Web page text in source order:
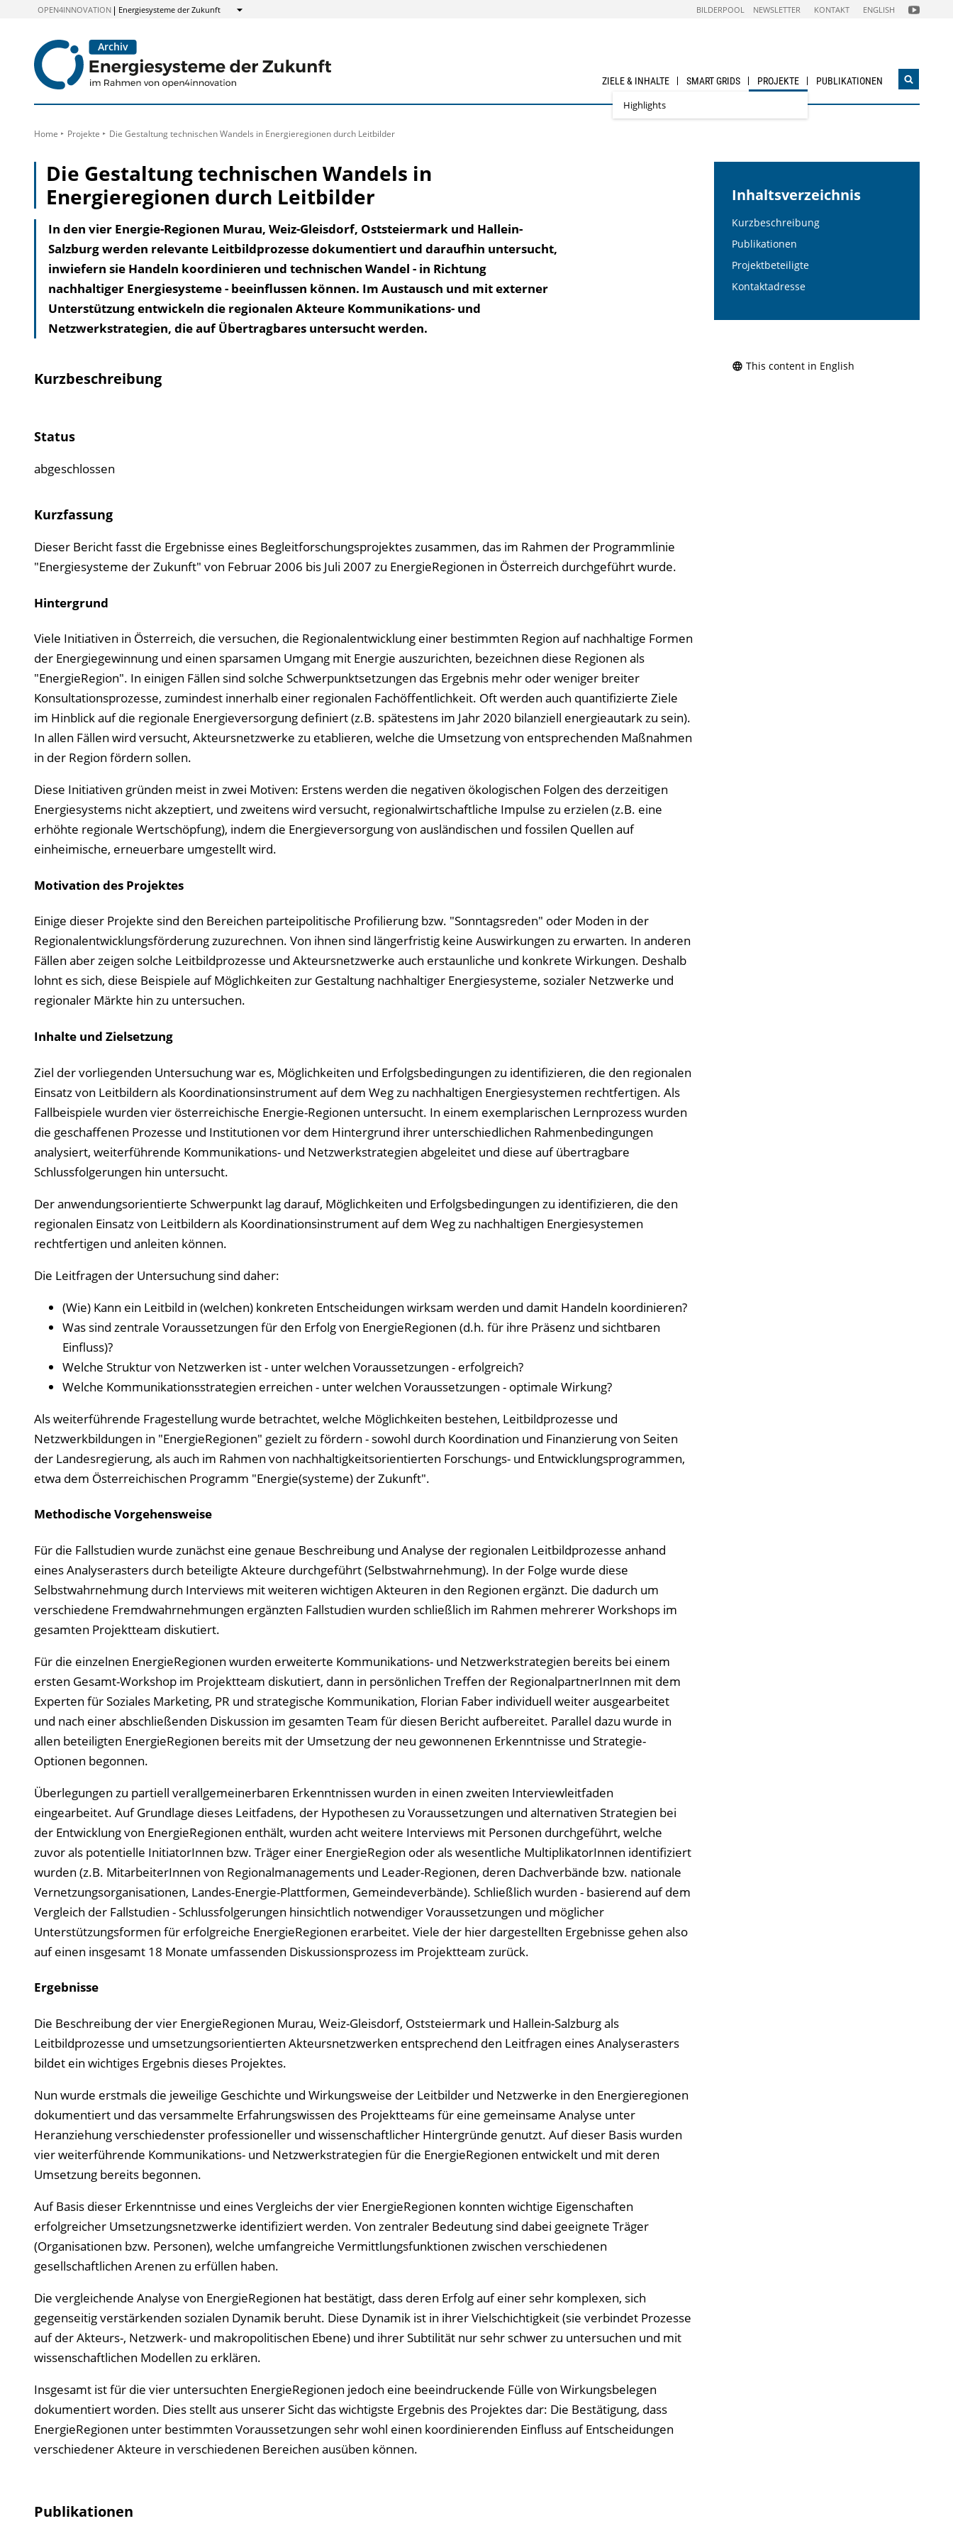
OPEN4INNOVATION Energiesysteme der Zukunft
Anzeigen
BILDERPOOL NEWSLETTER KONTAKT ENGLISH FOLGEN
SIE
ZIELE & INHALTE SMART GRIDS PROJEKTE
Highlights
PUBLIKATIONEN
Home Projekte Die Gestaltung technischen Wandels in Energieregionen durch Leitbilder
Die Gestaltung technischen Wandels in
Energieregionen durch Leitbilder
In den vier Energie-Regionen Murau, Weiz-Gleisdorf, Oststeiermark und Hallein-
Salzburg werden relevante Leitbildprozesse dokumentiert und daraufhin untersucht,
inwiefern sie Handeln koordinieren und technischen Wandel - in Richtung
nachhaltiger Energiesysteme - beeinflussen können. Im Austausch und mit externer
Unterstützung entwickeln die regionalen Akteure Kommunikations- und
Netzwerkstrategien, die auf Übertragbares untersucht werden.
Kurzbeschreibung
Status
abgeschlossen
Kurzfassung
Dieser Bericht fasst die Ergebnisse eines Begleitforschungsprojektes zusammen, das im Rahmen der Programmlinie
"Energiesysteme der Zukunft" von Februar 2006 bis Juli 2007 zu EnergieRegionen in Österreich durchgeführt wurde.
Hintergrund
Viele Initiativen in Österreich, die versuchen, die Regionalentwicklung einer bestimmten Region auf nachhaltige Formen
der Energiegewinnung und einen sparsamen Umgang mit Energie auszurichten, bezeichnen diese Regionen als
"EnergieRegion". In einigen Fällen sind solche Schwerpunktsetzungen das Ergebnis mehr oder weniger breiter
Konsultationsprozesse, zumindest innerhalb einer regionalen Fachöffentlichkeit. Oft werden auch quantifizierte Ziele
im Hinblick auf die regionale Energieversorgung definiert (z.B. spätestens im Jahr 2020 bilanziell energieautark zu sein).
In allen Fällen wird versucht, Akteursnetzwerke zu etablieren, welche die Umsetzung von entsprechenden Maßnahmen
in der Region fördern sollen.
Diese Initiativen gründen meist in zwei Motiven: Erstens werden die negativen ökologischen Folgen des derzeitigen
Energiesystems nicht akzeptiert, und zweitens wird versucht, regionalwirtschaftliche Impulse zu erzielen (z.B. eine
erhöhte regionale Wertschöpfung), indem die Energieversorgung von ausländischen und fossilen Quellen auf
einheimische, erneuerbare umgestellt wird.
Motivation des Projektes
Einige dieser Projekte sind den Bereichen parteipolitische Profilierung bzw. "Sonntagsreden" oder Moden in der
Regionalentwicklungsförderung zuzurechnen. Von ihnen sind längerfristig keine Auswirkungen zu erwarten. In anderen
Fällen aber zeigen solche Leitbildprozesse und Akteursnetzwerke auch erstaunliche und konkrete Wirkungen. Deshalb
lohnt es sich, diese Beispiele auf Möglichkeiten zur Gestaltung nachhaltiger Energiesysteme, sozialer Netzwerke und
regionaler Märkte hin zu untersuchen.
Inhalte und Zielsetzung
Ziel der vorliegenden Untersuchung war es, Möglichkeiten und Erfolgsbedingungen zu identifizieren, die den regionalen
Einsatz von Leitbildern als Koordinationsinstrument auf dem Weg zu nachhaltigen Energiesystemen rechtfertigen. Als
Fallbeispiele wurden vier österreichische Energie-Regionen untersucht. In einem exemplarischen Lernprozess wurden
die geschaffenen Prozesse und Institutionen vor dem Hintergrund ihrer unterschiedlichen Rahmenbedingungen
analysiert, weiterführende Kommunikations- und Netzwerkstrategien abgeleitet und diese auf übertragbare
Schlussfolgerungen hin untersucht.
Der anwendungsorientierte Schwerpunkt lag darauf, Möglichkeiten und Erfolgsbedingungen zu identifizieren, die den
regionalen Einsatz von Leitbildern als Koordinationsinstrument auf dem Weg zu nachhaltigen Energiesystemen
rechtfertigen und anleiten können.
Die Leitfragen der Untersuchung sind daher:
(Wie) Kann ein Leitbild in (welchen) konkreten Entscheidungen wirksam werden und damit Handeln koordinieren?
Was sind zentrale Voraussetzungen für den Erfolg von EnergieRegionen (d.h. für ihre Präsenz und sichtbaren
Einfluss)?
Welche Struktur von Netzwerken ist - unter welchen Voraussetzungen - erfolgreich?
Welche Kommunikationsstrategien erreichen - unter welchen Voraussetzungen - optimale Wirkung?
Als weiterführende Fragestellung wurde betrachtet, welche Möglichkeiten bestehen, Leitbildprozesse und
Netzwerkbildungen in "EnergieRegionen" gezielt zu fördern - sowohl durch Koordination und Finanzierung von Seiten
der Landesregierung, als auch im Rahmen von nachhaltigkeitsorientierten Forschungs- und Entwicklungsprogrammen,
etwa dem Österreichischen Programm "Energie(systeme) der Zukunft".
Methodische Vorgehensweise
Für die Fallstudien wurde zunächst eine genaue Beschreibung und Analyse der regionalen Leitbildprozesse anhand
eines Analyserasters durch beteiligte Akteure durchgeführt (Selbstwahrnehmung). In der Folge wurde diese
Selbstwahrnehmung durch Interviews mit weiteren wichtigen Akteuren in den Regionen ergänzt. Die dadurch um
verschiedene Fremdwahrnehmungen ergänzten Fallstudien wurden schließlich im Rahmen mehrerer Workshops im
gesamten Projektteam diskutiert.
Für die einzelnen EnergieRegionen wurden erweiterte Kommunikations- und Netzwerkstrategien bereits bei einem
ersten Gesamt-Workshop im Projektteam diskutiert, dann in persönlichen Treffen der RegionalpartnerInnen mit dem
Experten für Soziales Marketing, PR und strategische Kommunikation, Florian Faber individuell weiter ausgearbeitet
und nach einer abschließenden Diskussion im gesamten Team für diesen Bericht aufbereitet. Parallel dazu wurde in
allen beteiligten EnergieRegionen bereits mit der Umsetzung der neu gewonnenen Erkenntnisse und Strategie-
Optionen begonnen.
Überlegungen zu partiell verallgemeinerbaren Erkenntnissen wurden in einen zweiten Interviewleitfaden
eingearbeitet. Auf Grundlage dieses Leitfadens, der Hypothesen zu Voraussetzungen und alternativen Strategien bei
der Entwicklung von EnergieRegionen enthält, wurden acht weitere Interviews mit Personen durchgeführt, welche
zuvor als potentielle InitiatorInnen bzw. Träger einer EnergieRegion oder als wesentliche MultiplikatorInnen identifiziert
wurden (z.B. MitarbeiterInnen von Regionalmanagements und Leader-Regionen, deren Dachverbände bzw. nationale
Vernetzungsorganisationen, Landes-Energie-Plattformen, Gemeindeverbände). Schließlich wurden - basierend auf dem
Vergleich der Fallstudien - Schlussfolgerungen hinsichtlich notwendiger Voraussetzungen und möglicher
Unterstützungsformen für erfolgreiche EnergieRegionen erarbeitet. Viele der hier dargestellten Ergebnisse gehen also
auf einen insgesamt 18 Monate umfassenden Diskussionsprozess im Projektteam zurück.
Ergebnisse
Die Beschreibung der vier EnergieRegionen Murau, Weiz-Gleisdorf, Oststeiermark und Hallein-Salzburg als
Leitbildprozesse und umsetzungsorientierten Akteursnetzwerken entsprechend den Leitfragen eines Analyserasters
bildet ein wichtiges Ergebnis dieses Projektes.
Nun wurde erstmals die jeweilige Geschichte und Wirkungsweise der Leitbilder und Netzwerke in den Energieregionen
dokumentiert und das versammelte Erfahrungswissen des Projektteams für eine gemeinsame Analyse unter
Heranziehung verschiedenster professioneller und wissenschaftlicher Hintergründe genutzt. Auf dieser Basis wurden
vier weiterführende Kommunikations- und Netzwerkstrategien für die EnergieRegionen entwickelt und mit deren
Umsetzung bereits begonnen.
Auf Basis dieser Erkenntnisse und eines Vergleichs der vier EnergieRegionen konnten wichtige Eigenschaften
erfolgreicher Umsetzungsnetzwerke identifiziert werden. Von zentraler Bedeutung sind dabei geeignete Träger
(Organisationen bzw. Personen), welche umfangreiche Vermittlungsfunktionen zwischen verschiedenen
gesellschaftlichen Arenen zu erfüllen haben.
Die vergleichende Analyse von EnergieRegionen hat bestätigt, dass deren Erfolg auf einer sehr komplexen, sich
gegenseitig verstärkenden sozialen Dynamik beruht. Diese Dynamik ist in ihrer Vielschichtigkeit (sie verbindet Prozesse
auf der Akteurs-, Netzwerk- und makropolitischen Ebene) und ihrer Subtilität nur sehr schwer zu untersuchen und mit
wissenschaftlichen Modellen zu erklären.
Insgesamt ist für die vier untersuchten EnergieRegionen jedoch eine beeindruckende Fülle von Wirkungsbelegen
dokumentiert worden. Dies stellt aus unserer Sicht das wichtigste Ergebnis des Projektes dar: Die Bestätigung, dass
EnergieRegionen unter bestimmten Voraussetzungen sehr wohl einen koordinierenden Einfluss auf Entscheidungen
verschiedener Akteure in verschiedenen Bereichen ausüben können.
Publikationen
Inhaltsverzeichnis
Kurzbeschreibung
Publikationen
Projektbeteiligte
Kontaktadresse
This content in English